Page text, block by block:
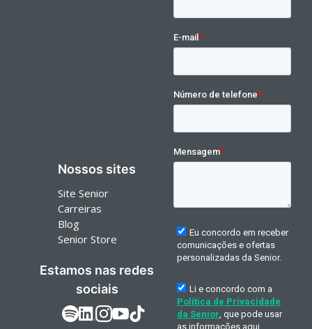
Nossos sites
Site Senior
Carreiras
Blog
Senior Store
Estamos nas redes
sociais